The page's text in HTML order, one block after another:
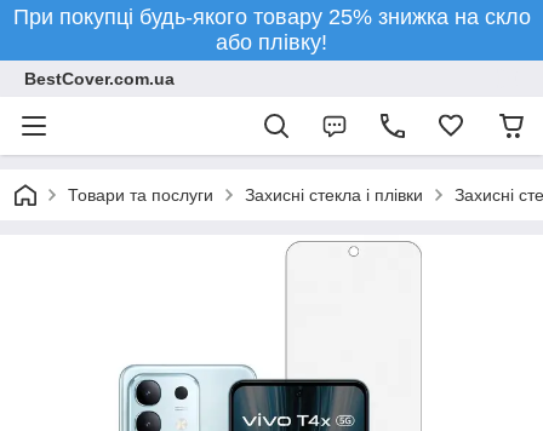
При покупці будь-якого товару 25% знижка на скло
або плівку!
BestCover.com.ua
Товари та послуги Захисні стекла і плівки Захисні